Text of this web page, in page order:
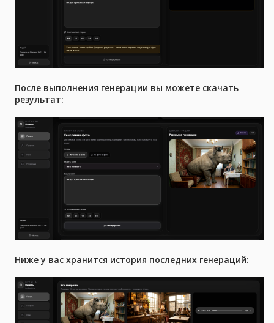
После выполнения генерации вы можете скачать
результат:
Ниже у вас хранится история последних генераций: